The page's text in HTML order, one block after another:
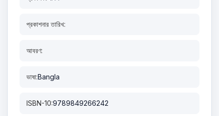
প্রকাশনার তারিখ:
আবরণ:
ভাষা:Bangla
ISBN-10:9789849266242